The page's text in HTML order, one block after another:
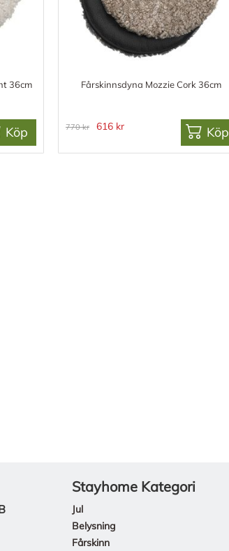
36cm
Köp
Fårskinnsdyna Mozzie Cork 36cm
770 kr 616 kr Köp
Stayhome Kategori
Jul
Belysning
Fårskinn